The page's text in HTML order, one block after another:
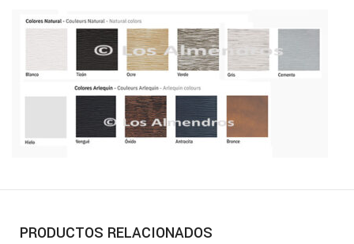
PRODUCTOS RELACIONADOS